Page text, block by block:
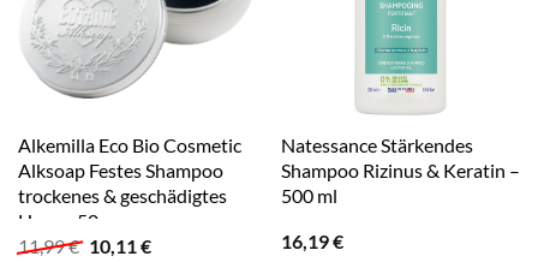
Alkemilla Eco Bio Cosmetic
Alksoap Festes Shampoo
trockenes & geschädigtes
Haar – 50 g
11,99€ Ursprünglicher
10,11€Aktueller
Natessance Stärkendes
Shampoo Rizinus & Keratin –
500 ml
16,19€